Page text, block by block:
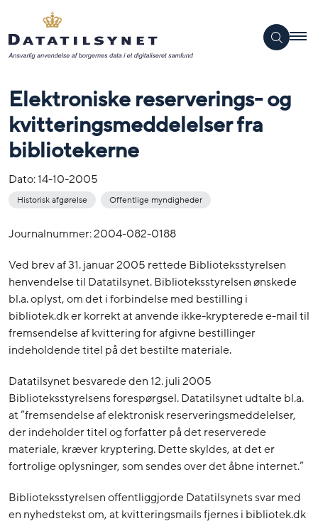
Elektroniske reserverings- og
kvitteringsmeddelelser fra
bibliotekerne
Dato:14-10-2005
Historisk afgørelse Offentlige myndigheder
Journalnummer: 2004-082-0188
Ved brev af 31. januar 2005 rettede Biblioteksstyrelsen
henvendelse til Datatilsynet. Biblioteksstyrelsen ønskede
bl.a. oplyst, om det i forbindelse med bestilling i
bibliotek.dk er korrekt at anvende ikke-krypterede e-mail til
fremsendelse af kvittering for afgivne bestillinger
indeholdende titel på det bestilte materiale.
Datatilsynet besvarede den 12. juli 2005
Biblioteksstyrelsens forespørgsel. Datatilsynet udtalte bl.a.
at ”fremsendelse af elektronisk reserveringsmeddelelser,
der indeholder titel og forfatter på det reserverede
materiale, kræver kryptering. Dette skyldes, at det er
fortrolige oplysninger, som sendes over det åbne internet.”
Biblioteksstyrelsen offentliggjorde Datatilsynets svar med
en nyhedstekst om, at kvitteringsmails fjernes i bibliotek.dk